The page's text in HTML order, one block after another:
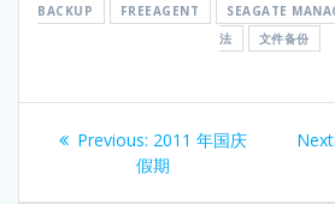
BACKUP
FREEAGENT SEAGATE
法
文件备份
Post
navigation
Previous: Previous
post:
2011 年国庆
假期
Next: